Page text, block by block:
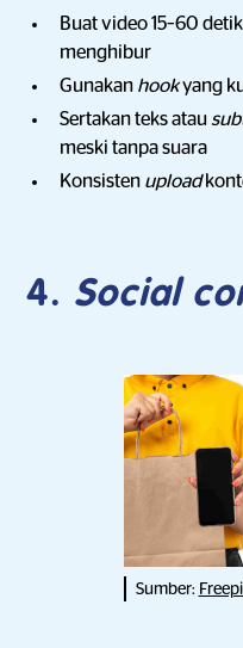
Buat video 15–60
menghibur
Gunakan hookyang
Sertakan teks atau
meski tanpa suara
Konsisten upload
4. Social
Sumber: